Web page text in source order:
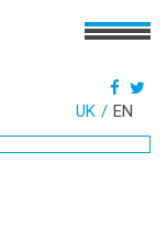
UK EN